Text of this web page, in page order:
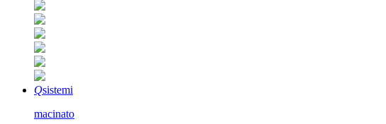
Qsistemi
macinato